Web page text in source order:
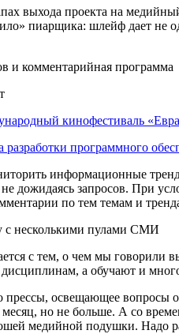
выхода проекта на
пиарщика: шлейф дает не
и комментарийная программа
кинофестиваль
программного
информационные
дожидаясь запросов. При
по тем темам и
с несколькими пулами СМИ
с тем, о чем мы говорили
дисциплинам, а обучают и
прессы, освещающее вопросы
но не больше. А со
медийной подушки. Надо